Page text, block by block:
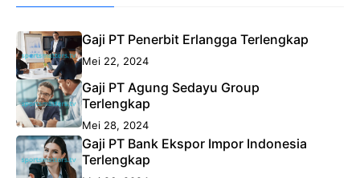
Gaji PT Penerbit Erlangga Terlengkap
Mei 22, 2024
Gaji PT Agung Sedayu Group
Terlengkap
Mei 28, 2024
Gaji PT Bank Ekspor Impor Indonesia
Terlengkap